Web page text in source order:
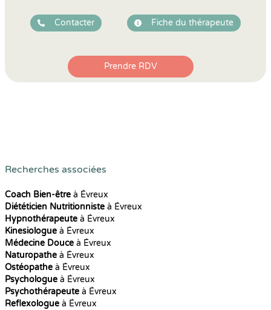
Contacter Fiche du thérapeute
Prendre RDV
Recherches associées
Coach Bien-être à Évreux
Diététicien Nutritionniste à Évreux
Hypnothérapeute à Évreux
Kinesiologue à Évreux
Médecine Douce à Évreux
Naturopathe à Évreux
Ostéopathe à Évreux
Psychologue à Évreux
Psychothérapeute à Évreux
Reflexologue à Évreux